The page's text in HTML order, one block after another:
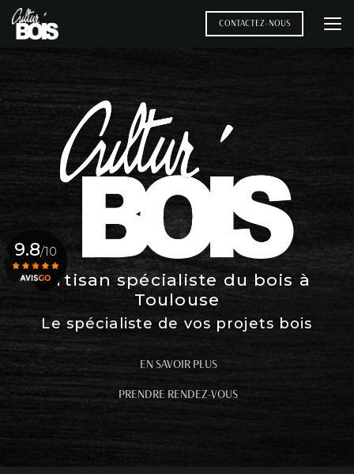
Aller
au
contenu
CONTACTEZ-NOUS
Artisan spécialiste du bois à
Toulouse
Le spécialiste de vos projets bois
EN SAVOIR PLUS
PRENDRE RENDEZ-VOUS
9.8/10